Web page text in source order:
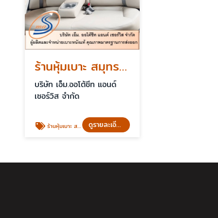
ร้านหุ้มเบาะ สมุทรปราการ
บริษัท เอ็ม.ออโต้ชีท แอนด์
เซอร์วิส จำกัด
ร้านหุ้มเบาะ สมุทรปราการ ดูรายละเอียด